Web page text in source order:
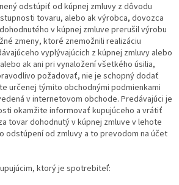
odstúpiť od kúpnej zmluvy z dôvodu
tovaru, alebo ak výrobca, dovozca
v kúpnej zmluve prerušil výrobu
zmeny, ktoré znemožnili realizáciu
vyplývajúcich z kúpnej zmluvy alebo
ak ani pri vynaložení všetkého úsilia,
požadovať, nie je schopný dodať
určenej týmito obchodnými podmienkami
v internetovom obchode. Predávajúci je
okamžite informovať kupujúceho a vrátiť
tovar dohodnutý v kúpnej zmluve v lehote
odstúpení od zmluvy a to prevodom na účet
ktorý je spotrebiteľ: